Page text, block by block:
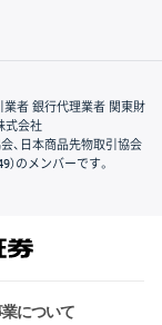
業者 銀行代理業者 関東財
式会社
、日本商品先物取引協会
のメンバーです。
について